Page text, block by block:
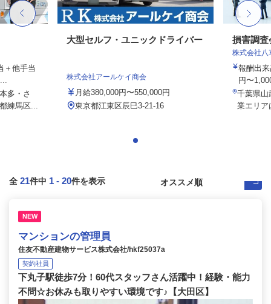
＋他手当
多・さ
練馬区...
大型セルフ・ユニックドライバー
株式会社アールケイ商会
月給380,000円〜550,000円
東京都江東区辰巳3-21-16
損害調査
株式会社
報酬出
円〜
千葉県山
業エリア
全 21件中 1 - 20件を表示
NEW
マンションの管理員
住友不動産建物サービス株式会社/hkf25037a
契約社員
下丸子駅徒歩7分！60代スタッフさん活躍中！経験・能力
不問☆お休みも取りやすい環境です♪【大田区】